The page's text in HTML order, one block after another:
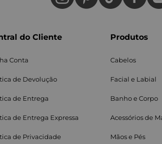
do Cliente
Conta
de Devolução
de Entrega
de Entrega Expressa
de Privacidade
Produtos
Cabelos
Facial e Labial
Banho e Corpo
Acessórios de
Mãos e Pés